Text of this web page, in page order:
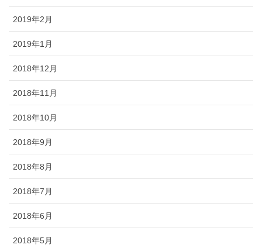
2019年2月
2019年1月
2018年12月
2018年11月
2018年10月
2018年9月
2018年8月
2018年7月
2018年6月
2018年5月